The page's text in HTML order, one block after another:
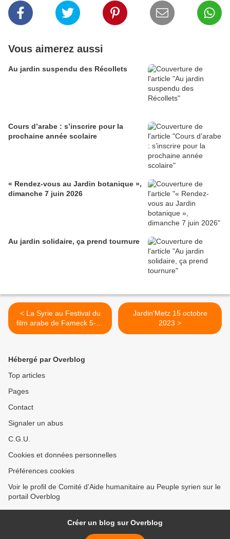
Vous aimerez aussi
Au jardin suspendu des Récollets
Cours d’arabe : s’inscrire pour la
prochaine année scolaire
« Rendez-vous au Jardin botanique »,
dimanche 7 juin 2026
Au jardin solidaire, ça prend tournure
< La Syrie au Festival du
film arabe de Fameck 5-15
octobre
Jardin'Metz 15 octobre
2023 >
Hébergé par Overblog
Top articles
Pages
Contact
Signaler un abus
C.G.U.
Cookies et données personnelles
Préférences cookies
Voir le profil de Comité d'Aide humanitaire au Peuple syrien sur le
portail Overblog
Créer un blog sur Overblog